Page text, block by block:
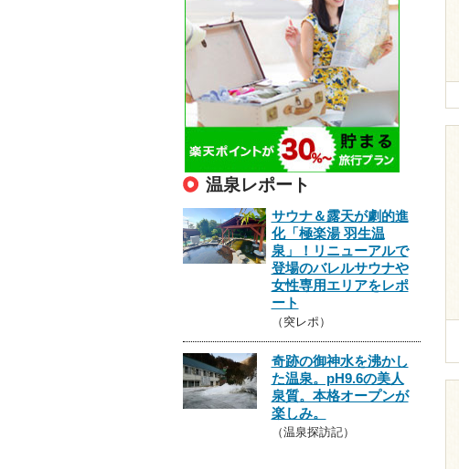
温泉レポート
サウナ＆露天が劇的進
化「極楽湯 羽生温
泉」！リニューアルで
登場のバレルサウナや
女性専用エリアをレポ
ート
（突レポ）
奇跡の御神水を沸かし
た温泉。pH9.6の美人
泉質。本格オープンが
楽しみ。
（温泉探訪記）